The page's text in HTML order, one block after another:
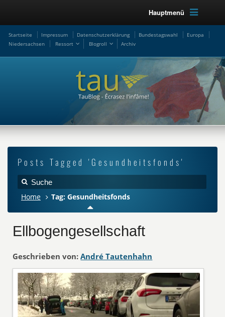
Hauptmenü
Startseite Impressum Datenschutzerklärung Bundestagswahl
Europa
Niedersachsen
Ressort Blogroll Archiv
Posts Tagged 'Gesundheitsfonds'
Home Tag: Gesundheitsfonds
Ellbogengesellschaft
Geschrieben von: André Tautenhahn